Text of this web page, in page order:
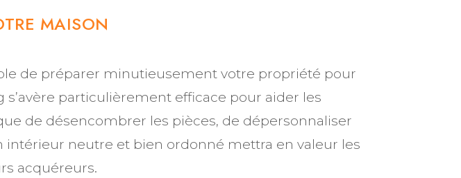
MAISON
de préparer minutieusement votre propriété pour
particulièrement efficace pour aider les
de désencombrer les pièces, de dépersonnaliser
neutre et bien ordonné mettra en valeur les
acquéreurs.